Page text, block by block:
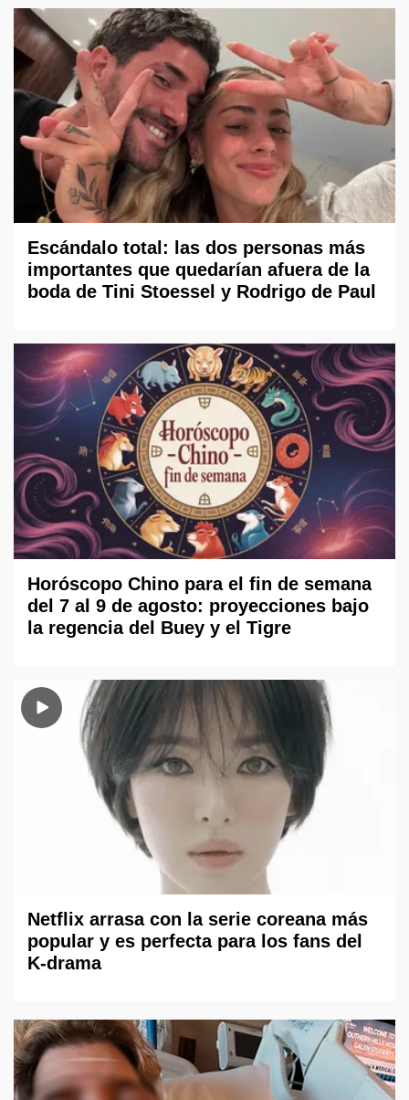
Escándalo total: las dos personas más
importantes que quedarían afuera de la
boda de Tini Stoessel y Rodrigo de Paul
Horóscopo Chino para el fin de semana
del 7 al 9 de agosto: proyecciones bajo
la regencia del Buey y el Tigre
Netflix arrasa con la serie coreana más
popular y es perfecta para los fans del
K-drama